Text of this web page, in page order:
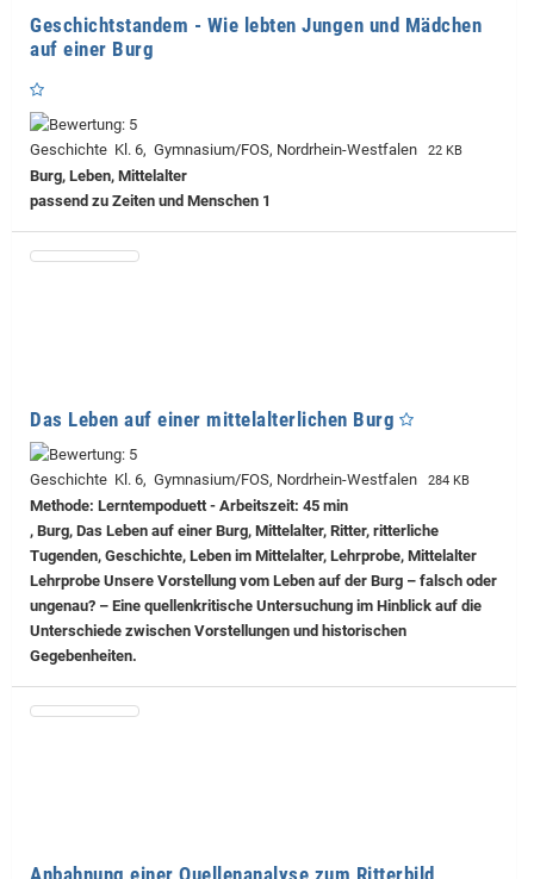
Geschichtstandem - Wie lebten Jungen und Mädchen
auf einer Burg
Geschichte Kl. 6, Gymnasium/FOS, Nordrhein-Westfalen 22 KB
Burg, Leben, Mittelalter
passend zu Zeiten und Menschen 1
Das Leben auf einer mittelalterlichen Burg
Geschichte Kl. 6, Gymnasium/FOS, Nordrhein-Westfalen 284 KB
Methode: Lerntempoduett - Arbeitszeit: 45 min
, Burg, Das Leben auf einer Burg, Mittelalter, Ritter, ritterliche
Tugenden, Geschichte, Leben im Mittelalter, Lehrprobe, Mittelalter
Lehrprobe Unsere Vorstellung vom Leben auf der Burg – falsch oder
ungenau? – Eine quellenkritische Untersuchung im Hinblick auf die
Unterschiede zwischen Vorstellungen und historischen
Gegebenheiten.